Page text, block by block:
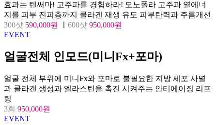
효과는 텐써마! 고주파를 경험하라! 모노폴라 고주파 열에너
지를 피부 진피층까지 콜라겐 재생 유도 피부탄력과 주름개선
300샷 590,000원 600샷 950,000원
EVENT
얼굴전체 인모드(미니Fx+포마)
얼굴 전체 부위에 미니Fx와 포마로 불필요한 지방 세포 사멸
과 콜라겐 생성과 엘라스틴을 촉진 시켜주는 안티에이징 리프
팅
3회 950,000원
EVENT